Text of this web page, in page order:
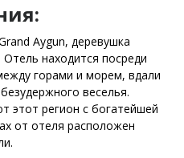
Aygun, деревушка
находится посреди
горами и морем, вдали
веселья.
этот регион с богатейшей
от отеля расположен